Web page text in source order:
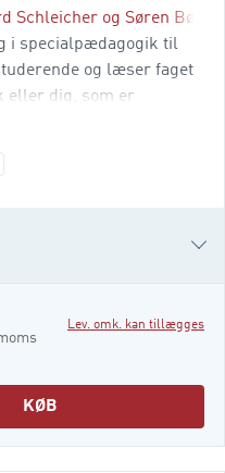
Schleicher og Søren
i specialpædagogik til
og læser faget
eller dig, som er
Lev. omk. kan tillægges
KØB